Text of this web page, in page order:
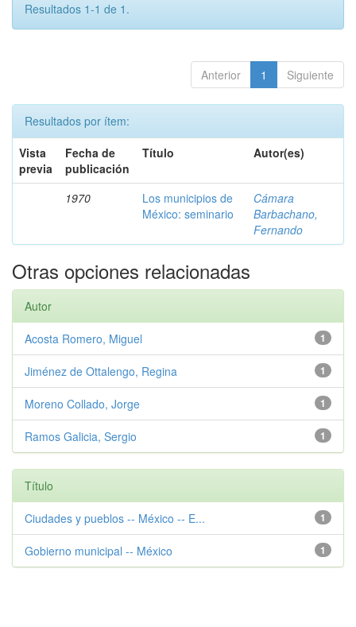
Resultados 1-1 de 1.
Anterior 1 Siguiente
Resultados por ítem:
Vista
previa
Fecha de
publicación
Título Autor(es)
1970
Los municipios de
México: seminario
Cámara
Barbachano,
Fernando
Otras opciones relacionadas
Autor
1
Acosta Romero, Miguel
1
Jiménez de Ottalengo, Regina
1
Moreno Collado, Jorge
1
Ramos Galicia, Sergio
Título
1
Ciudades y pueblos -- México -- E...
1
Gobierno municipal -- México